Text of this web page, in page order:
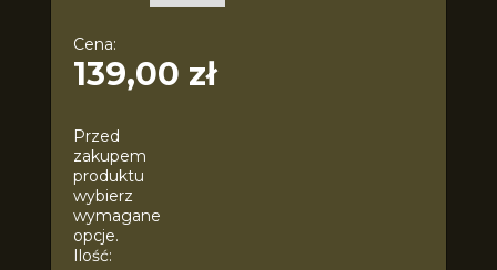
Cena:
139,00 zł
Przed
zakupem
produktu
wybierz
wymagane
opcje.
Ilość: